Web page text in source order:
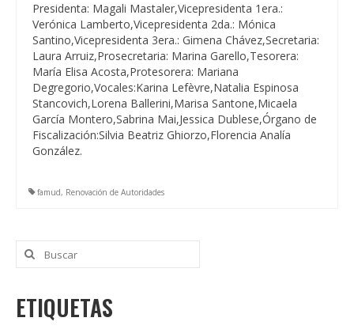
Presidenta: Magali Mastaler,Vicepresidenta 1era.:
Verónica Lamberto,Vicepresidenta 2da.: Mónica
Santino,Vicepresidenta 3era.: Gimena Chávez,Secretaria:
Laura Arruiz,Prosecretaria: Marina Garello,Tesorera:
María Elisa Acosta,Protesorera: Mariana
Degregorio,Vocales:Karina Lefèvre,Natalia Espinosa
Stancovich,Lorena Ballerini,Marisa Santone,Micaela
García Montero,Sabrina Mai,Jessica Dublese,Órgano de
Fiscalización:Silvia Beatriz Ghiorzo,Florencia Analía
González.
famud, Renovación de Autoridades
Buscar
por:
ETIQUETAS